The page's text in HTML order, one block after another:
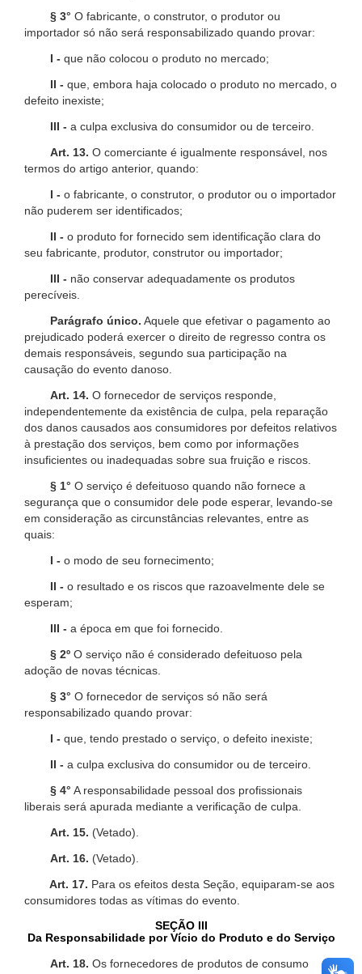
§ 3° O fabricante, o construtor, o produtor ou
importador só não será responsabilizado quando provar:
I - que não colocou o produto no mercado;
II - que, embora haja colocado o produto no mercado, o
defeito inexiste;
III - a culpa exclusiva do consumidor ou de terceiro.
Art. 13. O comerciante é igualmente responsável, nos
termos do artigo anterior, quando:
I - o fabricante, o construtor, o produtor ou o importador
não puderem ser identificados;
II - o produto for fornecido sem identificação clara do
seu fabricante, produtor, construtor ou importador;
III - não conservar adequadamente os produtos
perecíveis.
Parágrafo único. Aquele que efetivar o pagamento ao
prejudicado poderá exercer o direito de regresso contra os
demais responsáveis, segundo sua participação na
causação do evento danoso.
Art. 14. O fornecedor de serviços responde,
independentemente da existência de culpa, pela reparação
dos danos causados aos consumidores por defeitos relativos
à prestação dos serviços, bem como por informações
insuficientes ou inadequadas sobre sua fruição e riscos.
§ 1° O serviço é defeituoso quando não fornece a
segurança que o consumidor dele pode esperar, levando-se
em consideração as circunstâncias relevantes, entre as
quais:
I - o modo de seu fornecimento;
II - o resultado e os riscos que razoavelmente dele se
esperam;
III - a época em que foi fornecido.
§ 2º O serviço não é considerado defeituoso pela
adoção de novas técnicas.
§ 3° O fornecedor de serviços só não será
responsabilizado quando provar:
I - que, tendo prestado o serviço, o defeito inexiste;
II - a culpa exclusiva do consumidor ou de terceiro.
§ 4° A responsabilidade pessoal dos profissionais
liberais será apurada mediante a verificação de culpa.
Art. 15. (Vetado).
Art. 16. (Vetado).
Art. 17. Para os efeitos desta Seção, equiparam-se aos
consumidores todas as vítimas do evento.
SEÇÃO III
Da Responsabilidade por Vício do Produto e do Serviço
Art. 18. Os fornecedores de produtos de consumo